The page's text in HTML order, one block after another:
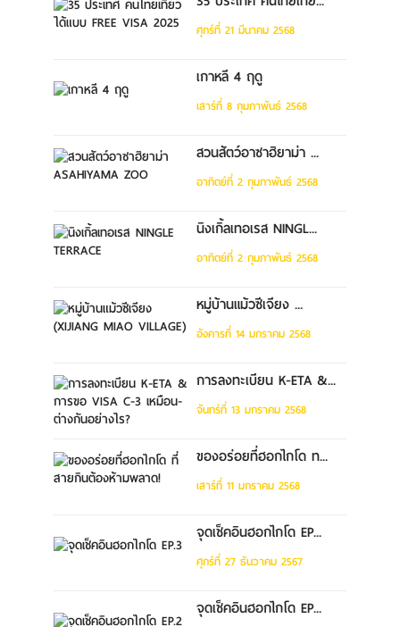
ศุกร์ที่ 21 มีนาคม 2568
เกาหลี 4 ฤดู
เสาร์ที่ 8 กุมภาพันธ์ 2568
สวนสัตว์อาซาฮิยาม่า ...
อาทิตย์ที่ 2 กุมภาพันธ์ 2568
นิงเกิ้ลเทอเรส NINGL...
อาทิตย์ที่ 2 กุมภาพันธ์ 2568
หมู่บ้านแม้วซีเจียง ...
อังคารที่ 14 มกราคม 2568
การลงทะเบียน K-ETA &...
จันทร์ที่ 13 มกราคม 2568
ของอร่อยที่ฮอกไกโด ท...
เสาร์ที่ 11 มกราคม 2568
จุดเช็คอินฮอกไกโด EP...
ศุกร์ที่ 27 ธันวาคม 2567
จุดเช็คอินฮอกไกโด EP...